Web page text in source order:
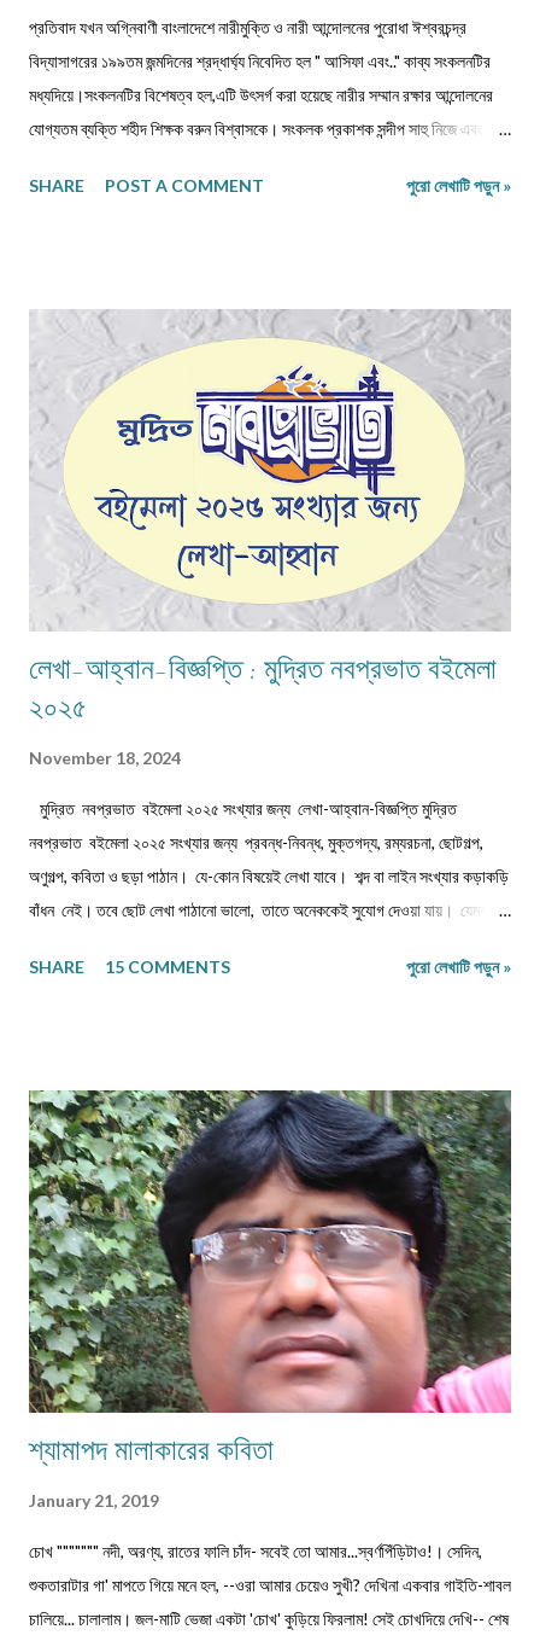
প্রতিবাদ যখন অগ্নিবাণী বাংলাদেশে নারীমুক্তি ও নারী আন্দোলনের পুরোধা ঈশ্বরচন্দ্র
বিদ্যাসাগরের ১৯৯তম জন্মদিনের শ্রদ্ধার্ঘ্য নিবেদিত হল " আসিফা এবং.." কাব্য সংকলনটির
মধ্যদিয়ে।সংকলনটির বিশেষত্ব হল,এটি উৎসর্গ করা হয়েছে নারীর সম্মান রক্ষার আন্দোলনের
যোগ্যতম ব্যক্তি শহীদ শিক্ষক বরুন বিশ্বাসকে। সংকলক প্রকাশক সন্দীপ সাহু নিজে এবং
অনুবন্ধ নয়, এক একটি অগ্নিবাণী।আসলে জীবনকে দেখার স্বাতন্ত্র‍্যে কবিরা সব সময়ই
আমাদের নিয়ে এসেছে সামাজিক অবক্ষয়ের শেষধাপে যেখানে নৈতিকতা,পাপবোধ,গ্লানিকে সরিয়ে
রেখে, সমাজের বানানো নিয়মকে তোয়াক্কা না করে,অনায়াস দক্ষতায় ও ক্ষিপ্রতায় নিজেরই
ধর্মচেতনাকে জলাঞ্জলি দিয়ে কিছু মানুষ তার পশুত্বের পরিচয় দিয়েছে ধর্ষণ ও ন...
SHARE POST A COMMENT পুরো লেখাটি পড়ুন »
লেখা-আহ্বান-বিজ্ঞপ্তি : মুদ্রিত নবপ্রভাত বইমেলা
২০২৫
November 18, 2024
মুদ্রিত নবপ্রভাত বইমেলা ২০২৫ সংখ্যার জন্য লেখা-আহ্বান-বিজ্ঞপ্তি মুদ্রিত
নবপ্রভাত বইমেলা ২০২৫ সংখ্যার জন্য প্রবন্ধ-নিবন্ধ, মুক্তগদ্য, রম্যরচনা, ছোটগল্প,
অণুগল্প, কবিতা ও ছড়া পাঠান। যে-কোন বিষয়েই লেখা যাবে। শব্দ বা লাইন সংখ্যার কড়াকড়ি
বাঁধন নেই। তবে ছোট লেখা পাঠানো ভালো, তাতে অনেককেই সুযোগ দেওয়া যায়। যেমন,
৮০০-৯০০ শব্দে, প্রবন্ধ/নিবন্ধ ১৫০০-১৬০০ শব্দে। তবে এ বাঁধন 'অবশ্যমান্য' নয়। সম্পূর্ণ
সঙ্গে দেবেন নিজের নাম, ঠিকানা এবং ফোন ও whatsapp নম্বর। (ছবি দেওয়ার দরকার
নেই।) ১) মেলের সাবজেক্ট লাইনে লিখবেন 'মুদ্রিত নবপ্রভাত বইমেলা সংখ্যা ২০২৬-এর
জন্য'। ২) বানানের দিকে বিশেষ নজর দেবেন। ৩) য...
SHARE 15 COMMENTS পুরো লেখাটি পড়ুন »
শ্যামাপদ মালাকারের কবিতা
January 21, 2019
চোখ """"""" নদী, অরণ্য, রাতের ফালি চাঁদ- সবেই তো আমার...স্বর্ণপিঁড়িটাও!। সেদিন,
শুকতারাটার গা' মাপতে গিয়ে মনে হল, --ওরা আমার চেয়েও সুখী? দেখিনা একবার গাইতি-শাবল
চালিয়ে... চালালাম। জল-মাটি ভেজা একটা 'চোখ' কুড়িয়ে ফিরলাম! সেই চোখদিয়ে দেখি-- শেষ